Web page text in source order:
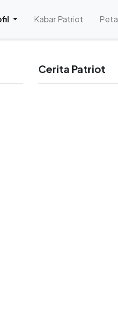
Kabar Patriot Peta
Cerita Patriot